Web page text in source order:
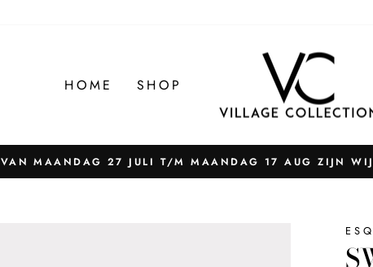
HOME SHOP
Pauzeer
VAN MAANDAG 27 JULI T/M MAANDAG 17 AUG ZIJN